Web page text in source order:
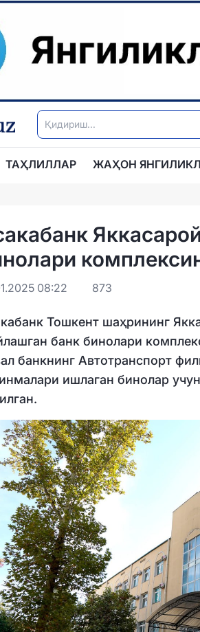
ТАҲЛИЛЛАР ЖАҲОН
08:22 873
Тошкент шаҳрининг
банк бинолари
банкнинг Автотранспорт
ишлаган бинолар